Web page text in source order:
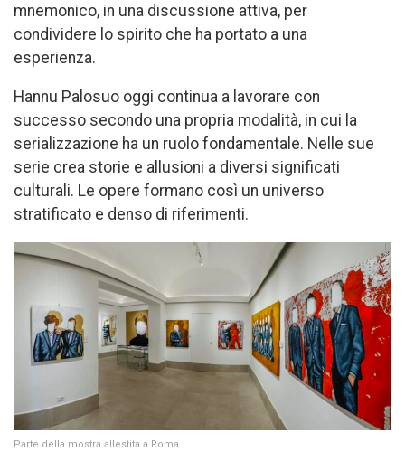
mnemonico, in una discussione attiva, per
condividere lo spirito che ha portato a una
esperienza.
Hannu Palosuo oggi continua a lavorare con
successo secondo una propria modalità, in cui la
serializzazione ha un ruolo fondamentale. Nelle sue
serie crea storie e allusioni a diversi significati
culturali. Le opere formano così un universo
stratificato e denso di riferimenti.
Parte della mostra allestita a Roma